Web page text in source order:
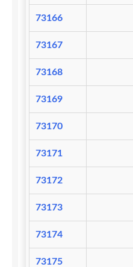
73166
73167
73168
73169
73170
73171
73172
73173
73174
73175